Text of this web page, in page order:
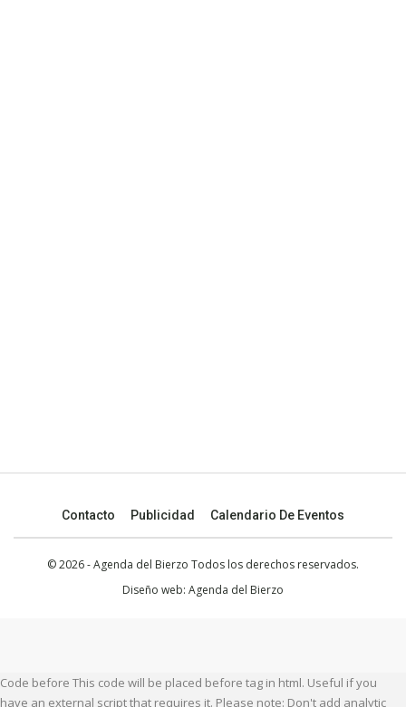
Contacto Publicidad Calendario De Eventos
© 2026 - Agenda del Bierzo Todos los derechos reservados.
Diseño web: Agenda del Bierzo
Code before This code will be placed before tag in html. Useful if you
have an external script that requires it. Please note: Don't add analytic